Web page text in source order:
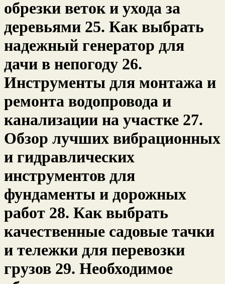
обрезки веток и ухода за
деревьями 25. Как выбрать
надежный генератор для
дачи в непогоду 26.
Инструменты для монтажа и
ремонта водопровода и
канализации на участке 27.
Обзор лучших вибрационных
и гидравлических
инструментов для
фундаменты и дорожных
работ 28. Как выбрать
качественные садовые тачки
и тележки для перевозки
грузов 29. Необходимое